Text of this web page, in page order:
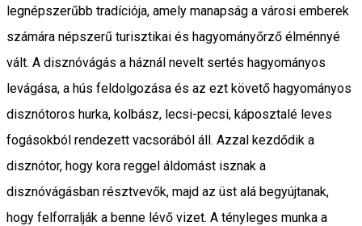
legnépszerűbb tradíciója, amely manapság a városi emberek
számára népszerű turisztikai és hagyományőrző élménnyé
vált. A disznóvágás a háznál nevelt sertés hagyományos
levágása, a hús feldolgozása és az ezt követő hagyományos
disznótoros hurka, kolbász, lecsi-pecsi, káposztalé leves
fogásokból rendezett vacsorából áll. Azzal kezdődik a
disznótor, hogy kora reggel áldomást isznak a
disznóvágásban résztvevők, majd az üst alá begyújtanak,
hogy felforralják a benne lévő vizet. A tényleges munka a